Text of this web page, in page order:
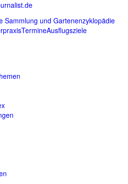
TermineAusflugsziele